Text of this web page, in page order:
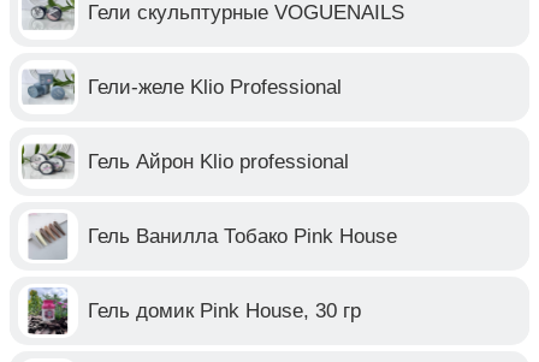
Гели скульптурные VOGUENAILS
Гели-желе Klio Professional
Гель Айрон Klio professional
Гель Ванилла Тобако Pink House
Гель домик Pink House, 30 гр